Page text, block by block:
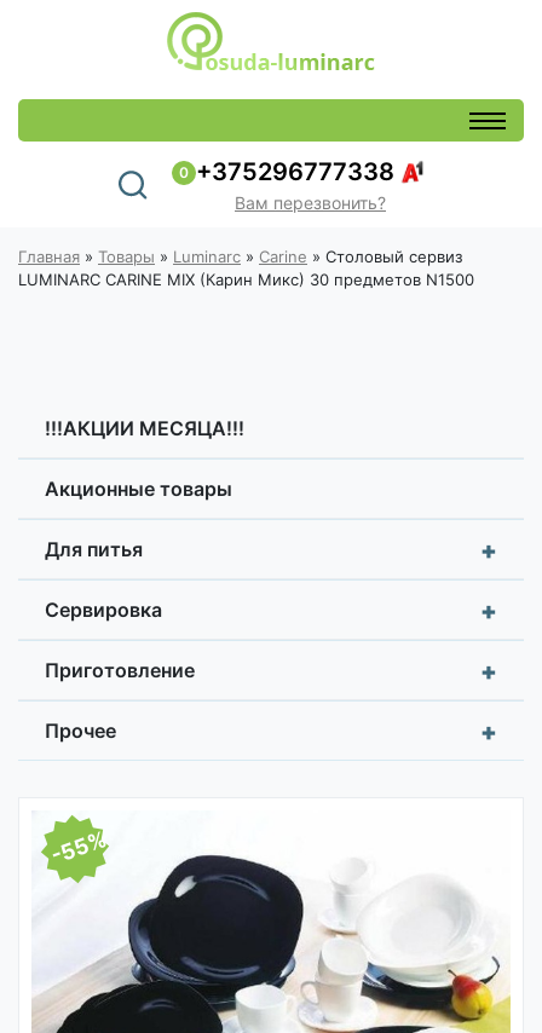
0 +375296777338
Вам перезвонить?
Главная » Товары » Luminarc » Carine » Столовый сервиз
LUMINARC CARINE MIX (Карин Микс) 30 предметов N1500
!!!АКЦИИ МЕСЯЦА!!!
Акционные товары
+
Для питья
+
Сервировка
+
Приготовление
+
Прочее
-55%